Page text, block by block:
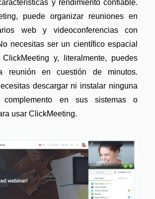
características
Windows
Mac
iOS
Android
gratuitas
plantillas gratuitas.
y rendimiento confiable.
puede organizar reuniones en
web y videoconferencias con
necesitas ser un científico espacial
y, literalmente, puedes
reunión en cuestión de minutos.
descargar ni instalar ninguna
en sus sistemas o
usar ClickMeeting.